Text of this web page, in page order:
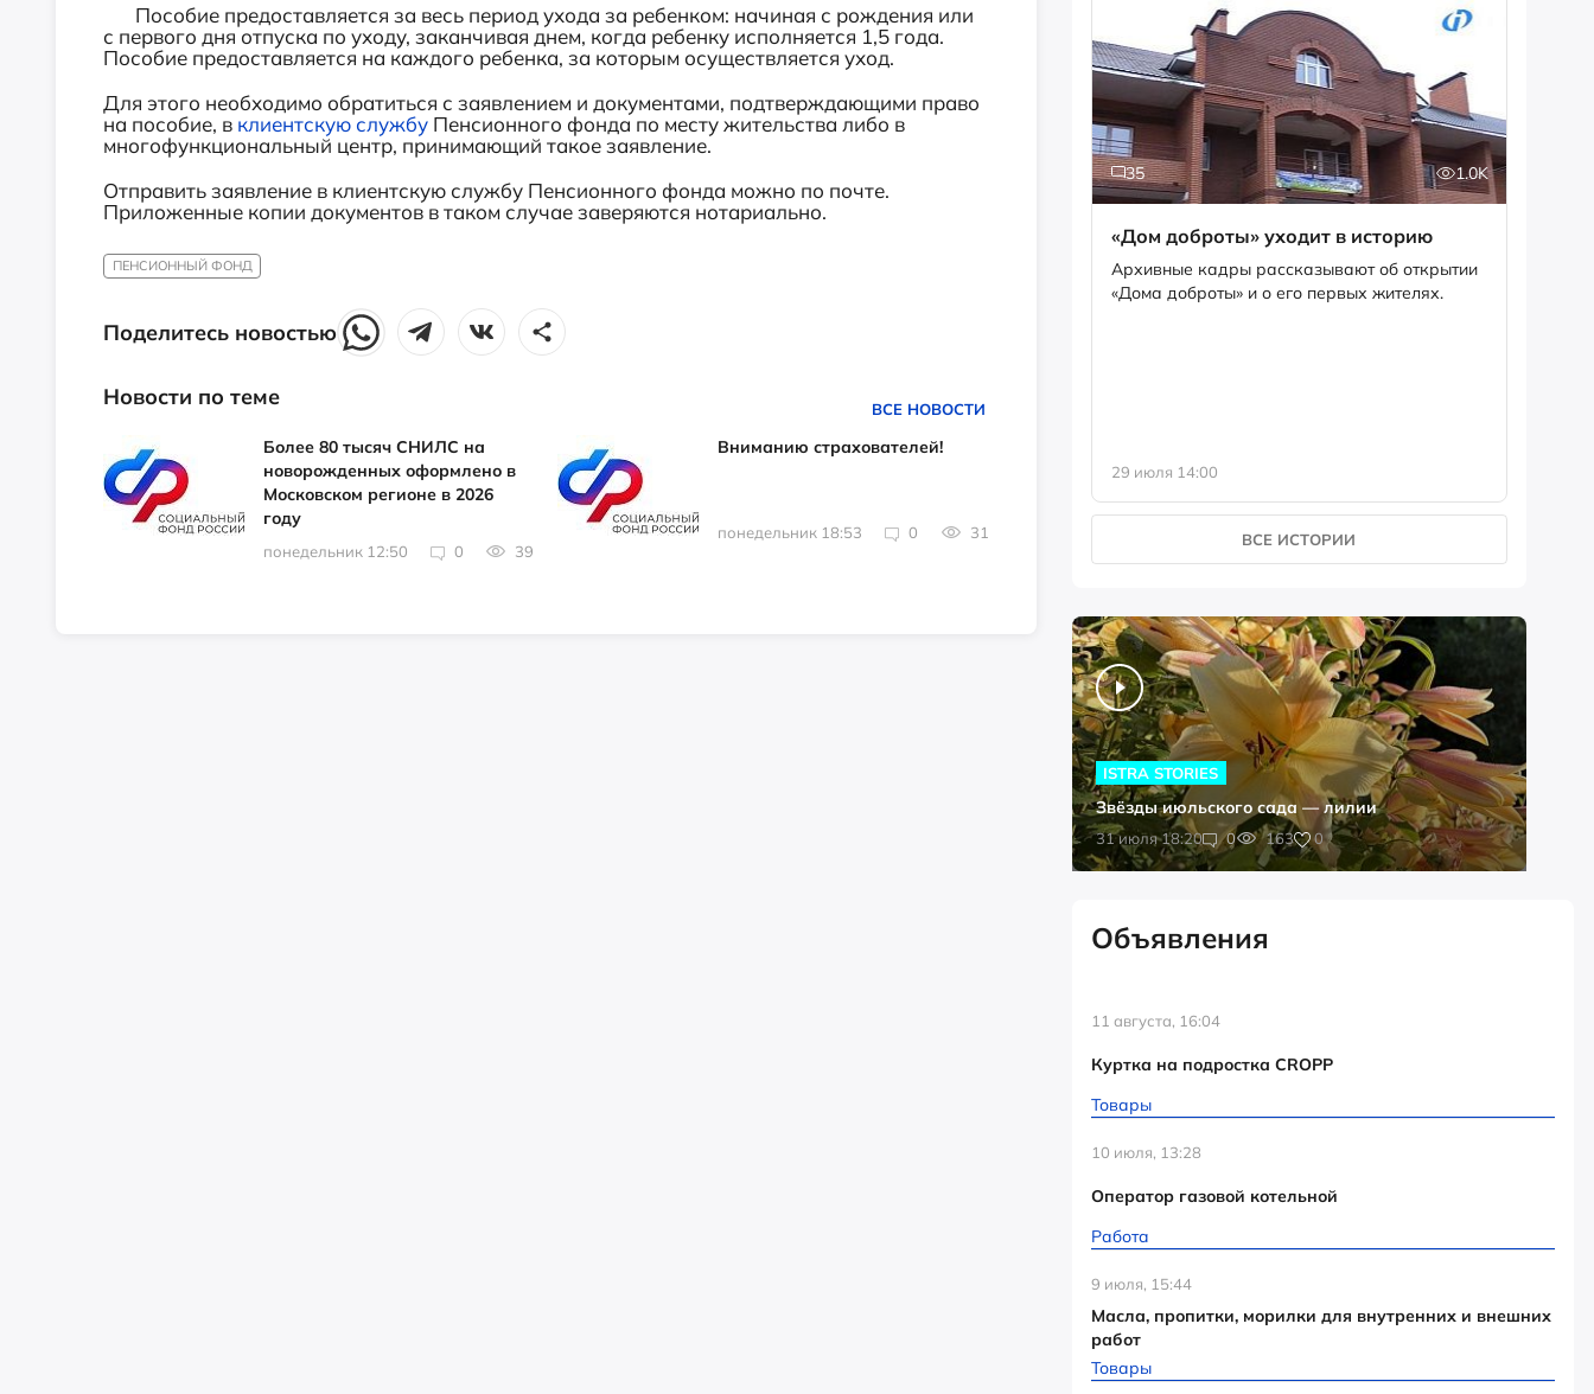
Пособие предоставляется за весь период ухода за ребенком: начиная с рождения или
с первого дня отпуска по уходу, заканчивая днем, когда ребенку исполняется 1,5 года.
Пособие предоставляется на каждого ребенка, за которым осуществляется уход.
Для этого необходимо обратиться с заявлением и документами, подтверждающими право
на пособие, в клиентскую службу Пенсионного фонда по месту жительства либо в
многофункциональный центр, принимающий такое заявление.
Отправить заявление в клиентскую службу Пенсионного фонда можно по почте.
Приложенные копии документов в таком случае заверяются нотариально.
ПЕНСИОННЫЙ ФОНД
Поделитесь новостью
Новости по теме ВСЕ НОВОСТИ
Более 80 тысяч СНИЛС на
новорожденных оформлено в
Московском регионе в 2026
году
понедельник 12:50 0 39
Вниманию страхователей!
понедельник 18:53 0 31
35 1.0K
«Дом доброты» уходит в историю
Архивные кадры рассказывают об открытии
«Дома доброты» и о его первых жителях.
29 июля 14:00
ВСЕ ИСТОРИИ
31 июля 18:20 0 163 0
ISTRA STORIES
Звёзды июльского сада — лилии
Объявления
11 августа, 16:04
Куртка на подростка CROPP
Товары
10 июля, 13:28
Оператор газовой котельной
Работа
9 июля, 15:44
Масла, пропитки, морилки для внутренних и внешних
работ
Товары